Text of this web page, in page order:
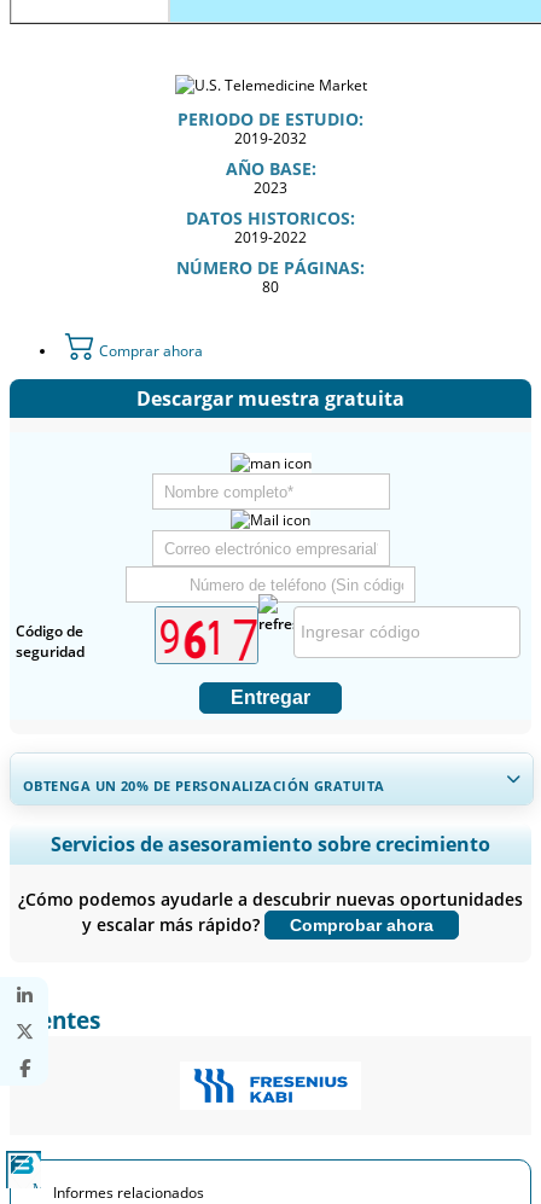
PERIODO DE ESTUDIO:
2019-2032
AÑO BASE:
2023
DATOS HISTORICOS:
2019-2022
NÚMERO DE PÁGINAS:
80
Comprar ahora
Descargar muestra gratuita
Código de
seguridad
Entregar
OBTENGA UN 20% DE PERSONALIZACIÓN GRATUITA
Ampliar la cobertura regional y por país, Análisis de segmentos,
Perfiles de empresas, Benchmarking competitivo, e información
Personalizar ahora
Servicios de asesoramiento sobre crecimiento
¿Cómo podemos ayudarle a descubrir nuevas oportunidades
y escalar más rápido?
Comprobar ahora
Clientes
Informes relacionados